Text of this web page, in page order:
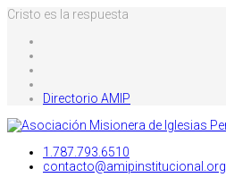
Cristo es la respuesta
Directorio AMIP
1.787.793.6510
contacto@amipinstitucional.org